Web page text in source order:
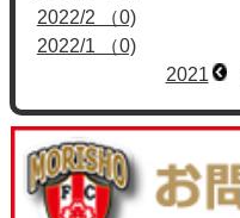
2022/2 （0)
2022/1 （0)
2021